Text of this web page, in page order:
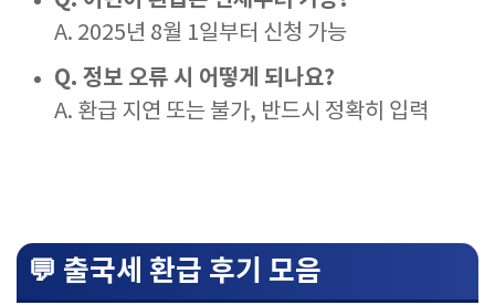
A. 2025년 8월 1일부터 신청 가능
Q. 정보 오류 시 어떻게 되나요?
A. 환급 지연 또는 불가, 반드시 정확히 입력
💬 출국세 환급 후기 모음